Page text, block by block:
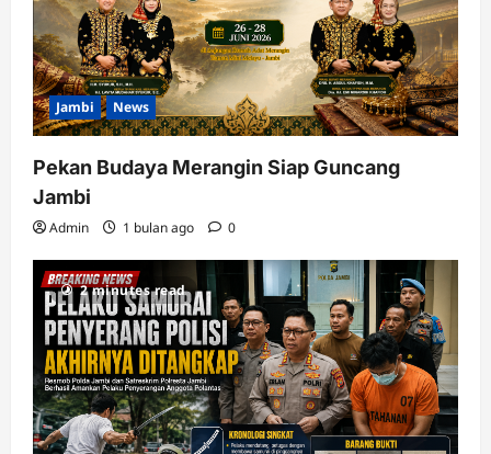
Jambi News
Pekan Budaya Merangin Siap Guncang
Jambi
Admin 1 bulan ago 0
2 minutes read